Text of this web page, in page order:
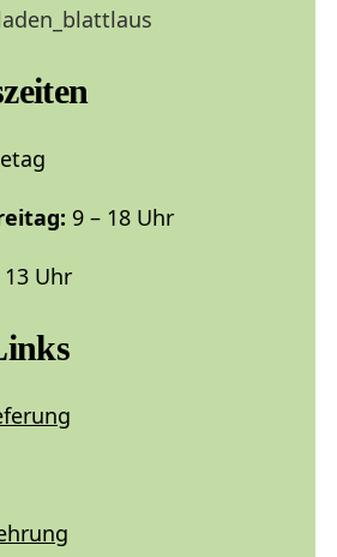
9 – 18 Uhr
13 Uhr